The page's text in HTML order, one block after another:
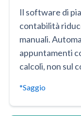
Il software di
contabilità
manuali.
appuntamenti
calcoli, non sul
*Saggio